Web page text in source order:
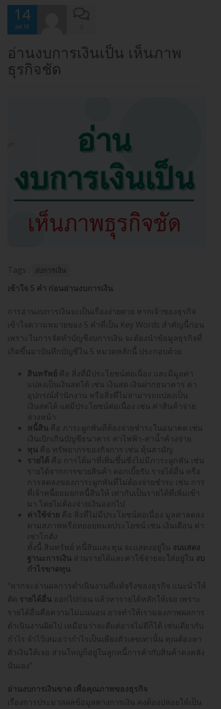
14
Jul 19
อ่านงบการเงินเป็น เห็นภาพ
ธุรกิจชัด
Tags : งบการเงิน
เข้าใจ 5 คำ ก่อนอ่านงบการเงิน
การอ่านงบการเงินจะเป็นเรื่องง่ายดาย หากเจ้าของธุรกิจ
เข้าใจความหมายของ 5 คำที่เป็น Key Words สำคัญนี้ก่อน
เพราะในการจัดทำบัญชีงบการเงิน จะต้องนำข้อมูลธุรกิจที่
เกิดขึ้นมาบันทึกบัญชีใน 5 หมวดหลักนี้ ประกอบด้วย
สินทรัพย์ คือ สิ่งที่มีประโยชน์ต่อเนื่อง และมีมูลค่า
แปลงเป็นเงินสดได้ เช่น เงินสด เงินฝากธนาคาร ค่า
อุปกรณ์สำนักงาน หรือสิ่งที่ไม่สามารถแปลงเป็น
เงินสดได้ แต่มีประโยชน์ต่อเนื่อง เช่น ค่าสินค้าจ่าย
ล่วงหน้า
หนี้สิน คือ ภาระผูกพันที่ต้องจ่ายชำระในอนาคต เช่น
เงินเบิกเกินบัญชีธนาคาร ค่าไฟฟ้า-ค่าน้ำค้างจ่าย
ทุน คือ ทรัพยากรของกิจการ เช่น หุ้นสามัญ
รายได้ คือ การได้มาที่เพิ่มขึ้นซึ่งไม่มีภาระผูกพัน เช่น
รายได้จากการขายสินค้า ดอกเบี้ยรับ รายได้อื่น หรือ
การลดลงของภาระผูกพันที่ไม่ต้องจ่ายชำระ เช่น การ
ที่เจ้าหนี้ยอมยกหนี้สินให้ เท่ากับเป็นรายได้ที่เพิ่มเข้า
มา โดยไม่ต้องจ่ายเงินออกไป
ค่าใช้จ่าย คือ สิ่งที่ไม่มีประโยชน์ต่อเนื่อง มูลค่าลดลง
ตามสภาพหรือทยอยหมดประโยชน์ เช่น เงินเดือน ค่า
เช่าโกดัง
ทั้งนี้ สินทรัพย์ หนี้สินและทุน จะแสดงอยู่ใน งบแสดง
ฐานะการเงิน ส่วนรายได้และค่าใช้จ่ายจะใส่อยู่ใน งบ
กำไรขาดทุน
“หากจะอ่านผลการดำเนินงานที่แท้จริงของธุรกิจ แนะนำให้
ตัด รายได้อื่น ออกไปก่อน แล้วหารายได้หลักให้เจอ เพราะ
รายได้อื่นคือความไม่แน่นอน อาจทำให้เรามองภาพผลการ
ดำเนินงานผิดไป เหมือนว่าจะดีแต่อาจไม่ดีก็ได้ เช่นเดียวกับ
กำไร จำไว้เสมอว่ากำไรเป็นเพียงตัวเลขเท่านั้น คุณต้องหา
ตัวเงินให้เจอ ส่วนใหญ่ก็อยู่ในลูกหนี้การค้ากับสินค้าคงคลัง
นั่นเอง”
อ่านงบการเงินขาด เพื่อคุณภาพของธุรกิจ
เรื่องการประมวลผลข้อมูลทางการเงิน คงต้องปล่อยให้เป็น